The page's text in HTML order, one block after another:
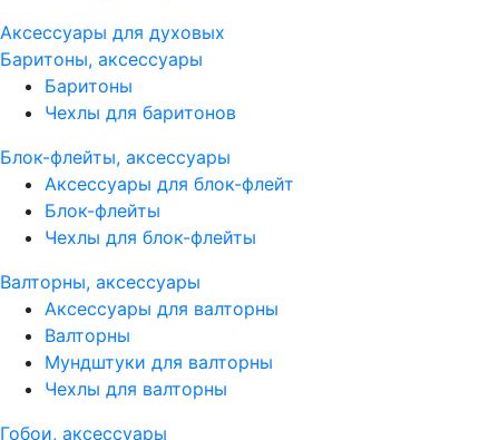
Аксессуары для духовых
Баритоны, аксессуары
Баритоны
Чехлы для баритонов
Блок-флейты, аксессуары
Аксессуары для блок-флейт
Блок-флейты
Чехлы для блок-флейты
Валторны, аксессуары
Аксессуары для валторны
Валторны
Мундштуки для валторны
Чехлы для валторны
Гобои, аксессуары